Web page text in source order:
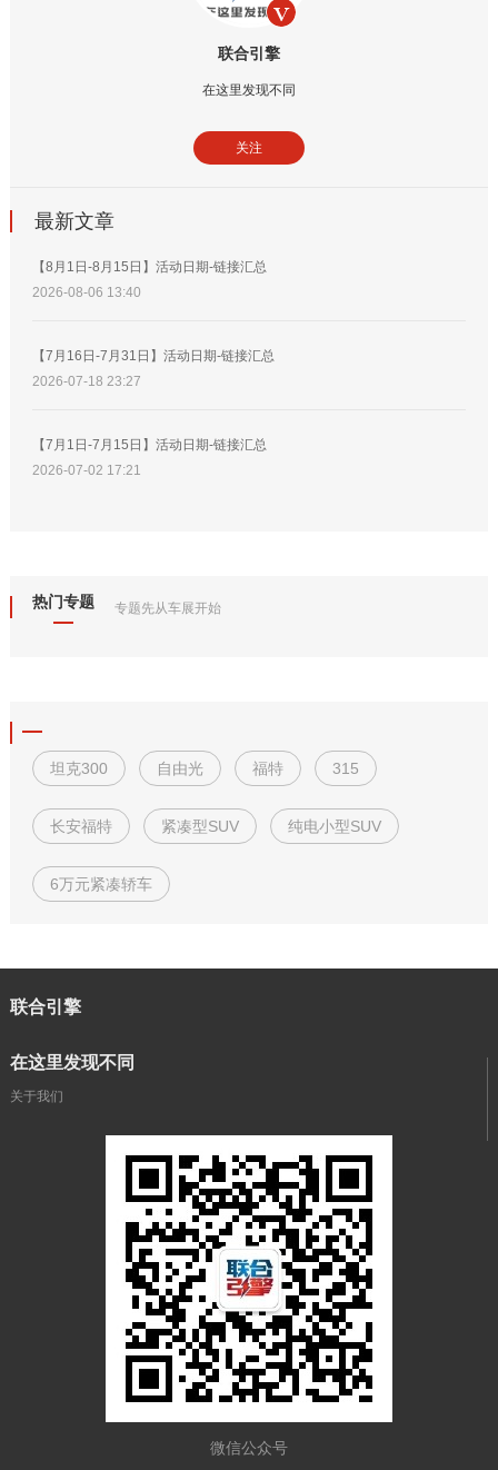
联合引擎
在这里发现不同
关注
最新文章
【8月1日-8月15日】活动日期-链接汇总
2026-08-06 13:40
【7月16日-7月31日】活动日期-链接汇总
2026-07-18 23:27
【7月1日-7月15日】活动日期-链接汇总
2026-07-02 17:21
热门专题 专题先从车展开始
坦克300 自由光 福特 315
长安福特 紧凑型SUV 纯电小型SUV
6万元紧凑轿车
联合引擎
在这里发现不同
关于我们
微信公众号